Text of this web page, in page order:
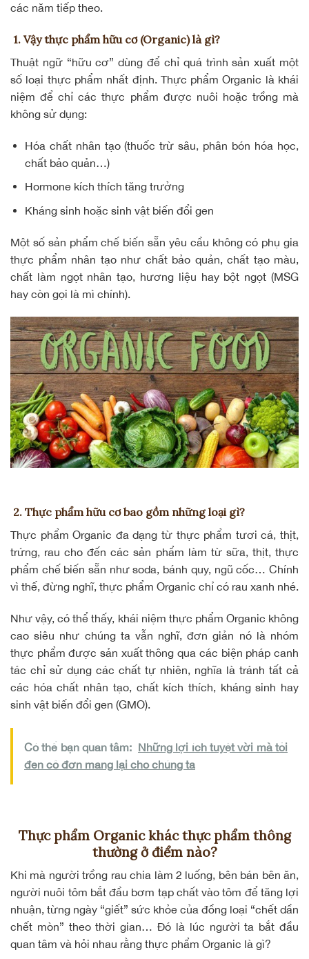
các năm tiếp theo.
1. Vậy thực phẩm hữu cơ (Organic) là gì?
Thuật ngữ “hữu cơ” dùng để chỉ quá trình sản xuất một
số loại thực phẩm nhất định. Thực phẩm Organic là khái
niệm để chỉ các thực phẩm được nuôi hoặc trồng mà
không sử dụng:
Hóa chất nhân tạo (thuốc trừ sâu, phân bón hóa học,
chất bảo quản…)
Hormone kích thích tăng trưởng
Kháng sinh hoặc sinh vật biến đổi gen
Một số sản phẩm chế biến sẵn yêu cầu không có phụ gia
thực phẩm nhân tạo như chất bảo quản, chất tạo màu,
chất làm ngọt nhân tạo, hương liệu hay bột ngọt (MSG
hay còn gọi là mì chính).
2. Thực phẩm hữu cơ bao gồm những loại gì?
Thực phẩm Organic đa dạng từ thực phẩm tươi cá, thịt,
trứng, rau cho đến các sản phẩm làm từ sữa, thịt, thực
phẩm chế biến sẵn như soda, bánh quy, ngũ cốc… Chính
vì thế, đừng nghĩ, thực phẩm Organic chỉ có rau xanh nhé.
Như vậy, có thể thấy, khái niệm thực phẩm Organic không
cao siêu như chúng ta vẫn nghĩ, đơn giản nó là nhóm
thực phẩm được sản xuất thông qua các biện pháp canh
tác chỉ sử dụng các chất tự nhiên, nghĩa là tránh tất cả
các hóa chất nhân tạo, chất kích thích, kháng sinh hay
sinh vật biến đổi gen (GMO).
Có thể bạn quan tâm: Những lợi ích tuyệt vời mà tỏi
đen cô đơn mang lại cho chúng ta
Thực phẩm Organic khác thực phẩm thông
thường ở điểm nào?
Khi mà người trồng rau chia làm 2 luống, bên bán bên ăn,
người nuôi tôm bắt đầu bơm tạp chất vào tôm để tăng lợi
nhuận, từng ngày “giết” sức khỏe của đồng loại “chết dần
chết mòn” theo thời gian… Đó là lúc người ta bắt đầu
quan tâm và hỏi nhau rằng thực phẩm Organic là gì?